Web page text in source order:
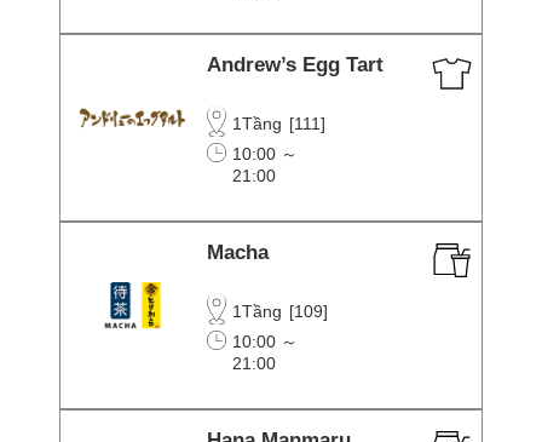
Andrew’s Egg Tart
1Tầng [111]
10:00 ～
21:00
Macha
1Tầng [109]
10:00 ～
21:00